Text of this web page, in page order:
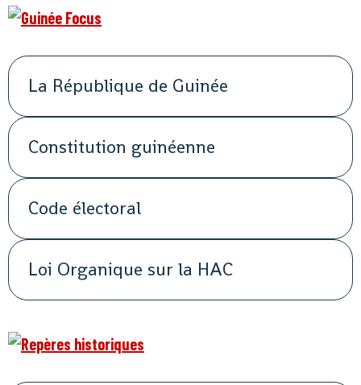
La République de Guinée
Constitution guinéenne
Code électoral
Loi Organique sur la HAC